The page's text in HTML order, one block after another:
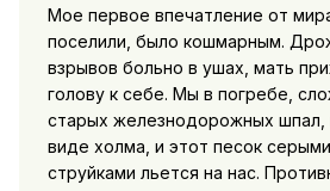
Мое первое впечатление от
поселили, было кошмарным.
взрывов больно в ушах, мать
голову к себе. Мы в погребе,
старых железнодорожных шпал,
виде холма, и этот песок
струйками льется на нас.